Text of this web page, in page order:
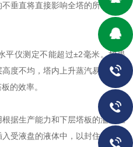
垂直将直接影响全塔的所有塔板
仪测定不能超过±2毫米。如果
度不均，塔内上升蒸汽易从液层
的效率。
据生产能力和下层塔板的溢流堰
受液盘的液体中，以封住上升蒸